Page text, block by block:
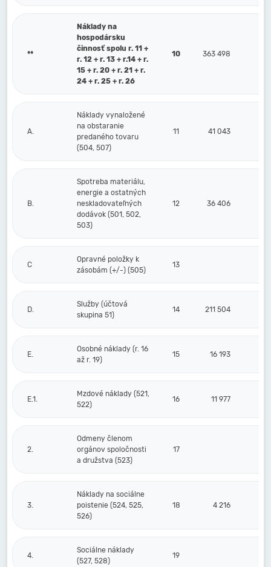
**
Náklady na
hospodársku
činnosť spolu r. 11 +
r. 12 + r. 13 + r.14 + r.
15 + r. 20 + r. 21 + r.
24 + r. 25 + r. 26
10 363 498
A.
Náklady vynaložené
na obstaranie
predaného tovaru
(504, 507)
11 41 043
B.
Spotreba materiálu,
energie a ostatných
neskladovateľných
dodávok (501, 502,
503)
12 36 406
C
Opravné položky k
zásobám (+/-) (505)
13
D.
Služby (účtová
skupina 51)
14 211 504
E.
Osobné náklady (r. 16
až r. 19)
15 16 193
E.1.
Mzdové náklady (521,
522)
16 11 977
2.
Odmeny členom
orgánov spoločnosti
a družstva (523)
17
3.
Náklady na sociálne
poistenie (524, 525,
526)
18 4 216
4.
Sociálne náklady
(527, 528)
19